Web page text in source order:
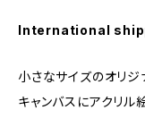
International
小さなサイズのオリジ
キャンバスにアクリル